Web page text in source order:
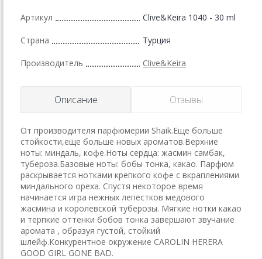
Артикул Clive&Keira 1040 - 30 ml
Страна Турция
Производитель Clive&Keira
Описание Отзывы
От производителя парфюмерии Shaik.Еще больше
стойкости,еще больше новых ароматов.Верхние
ноты: миндаль, кофе.Ноты сердца: жасмин самбак,
тубероза.Базовые ноты: бобы тонка, какао. Парфюм
раскрывается нотками крепкого кофе с вкраплениями
миндального ореха. Спустя некоторое время
начинается игра нежных лепестков медового
жасмина и королевской туберозы. Мягкие нотки какао
и терпкие оттенки бобов тонка завершают звучание
аромата , образуя густой, стойкий
шлейф.Конкурентное окружение CAROLIN HERERA
GOOD GIRL GONE BAD.